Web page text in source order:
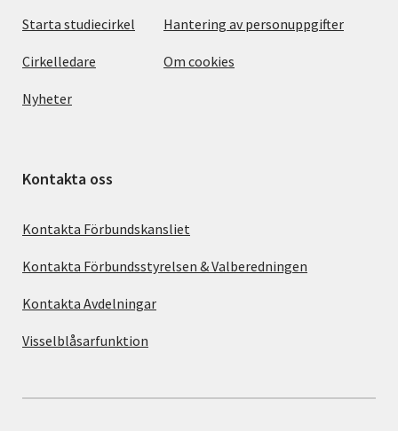
Starta studiecirkel
Cirkelledare
Nyheter
Hantering av personuppgifter
Om cookies
Kontakta oss
Kontakta Förbundskansliet
Kontakta Förbundsstyrelsen & Valberedningen
Kontakta Avdelningar
Visselblåsarfunktion